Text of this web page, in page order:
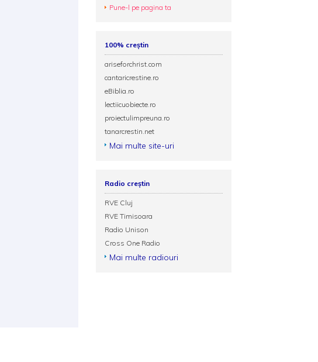
Pune-l pe pagina ta
100% creștin
ariseforchrist.com
cantaricrestine.ro
eBiblia.ro
lectiicuobiecte.ro
proiectulimpreuna.ro
tanarcrestin.net
Mai multe site-uri
Radio creștin
RVE Cluj
RVE Timisoara
Radio Unison
Cross One Radio
Mai multe radiouri